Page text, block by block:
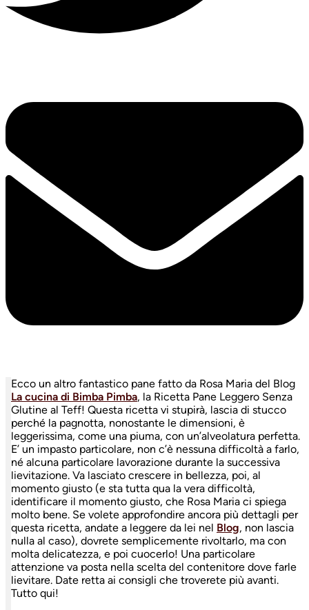
Ecco un altro fantastico pane fatto da Rosa Maria del Blog
La cucina di Bimba Pimba, la Ricetta Pane Leggero Senza
Glutine al Teff! Questa ricetta vi stupirà, lascia di stucco
perché la pagnotta, nonostante le dimensioni, è
leggerissima, come una piuma, con un’alveolatura perfetta.
E’ un impasto particolare, non c’è nessuna difficoltà a farlo,
né alcuna particolare lavorazione durante la successiva
lievitazione. Va lasciato crescere in bellezza, poi, al
momento giusto (e sta tutta qua la vera difficoltà,
identificare il momento giusto, che Rosa Maria ci spiega
molto bene. Se volete approfondire ancora più dettagli per
questa ricetta, andate a leggere da lei nel Blog, non lascia
nulla al caso), dovrete semplicemente rivoltarlo, ma con
molta delicatezza, e poi cuocerlo! Una particolare
attenzione va posta nella scelta del contenitore dove farle
lievitare. Date retta ai consigli che troverete più avanti.
Tutto qui!